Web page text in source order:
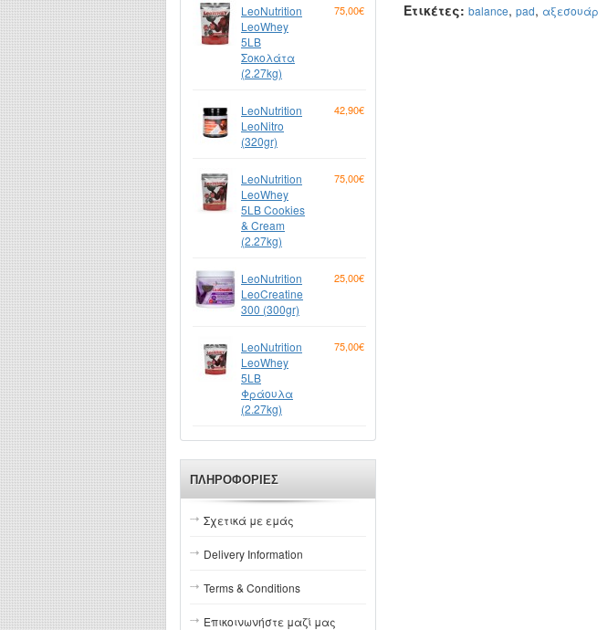
LeoNutrition
LeoWhey
5LB
Σοκολάτα
(2.27kg)
75,00€
LeoNutrition
LeoNitro
(320gr)
42,90€
LeoNutrition
LeoWhey
5LB Cookies
& Cream
(2.27kg)
75,00€
LeoNutrition
LeoCreatine
300 (300gr)
25,00€
LeoNutrition
LeoWhey
5LB
Φράουλα
(2.27kg)
75,00€
ΠΛΗΡΟΦΟΡΊΕΣ
Σχετικά με εμάς
Delivery Information
Terms & Conditions
Επικοινωνήστε μαζί μας
Ετικέτες: balance, pad, αξεσουάρ